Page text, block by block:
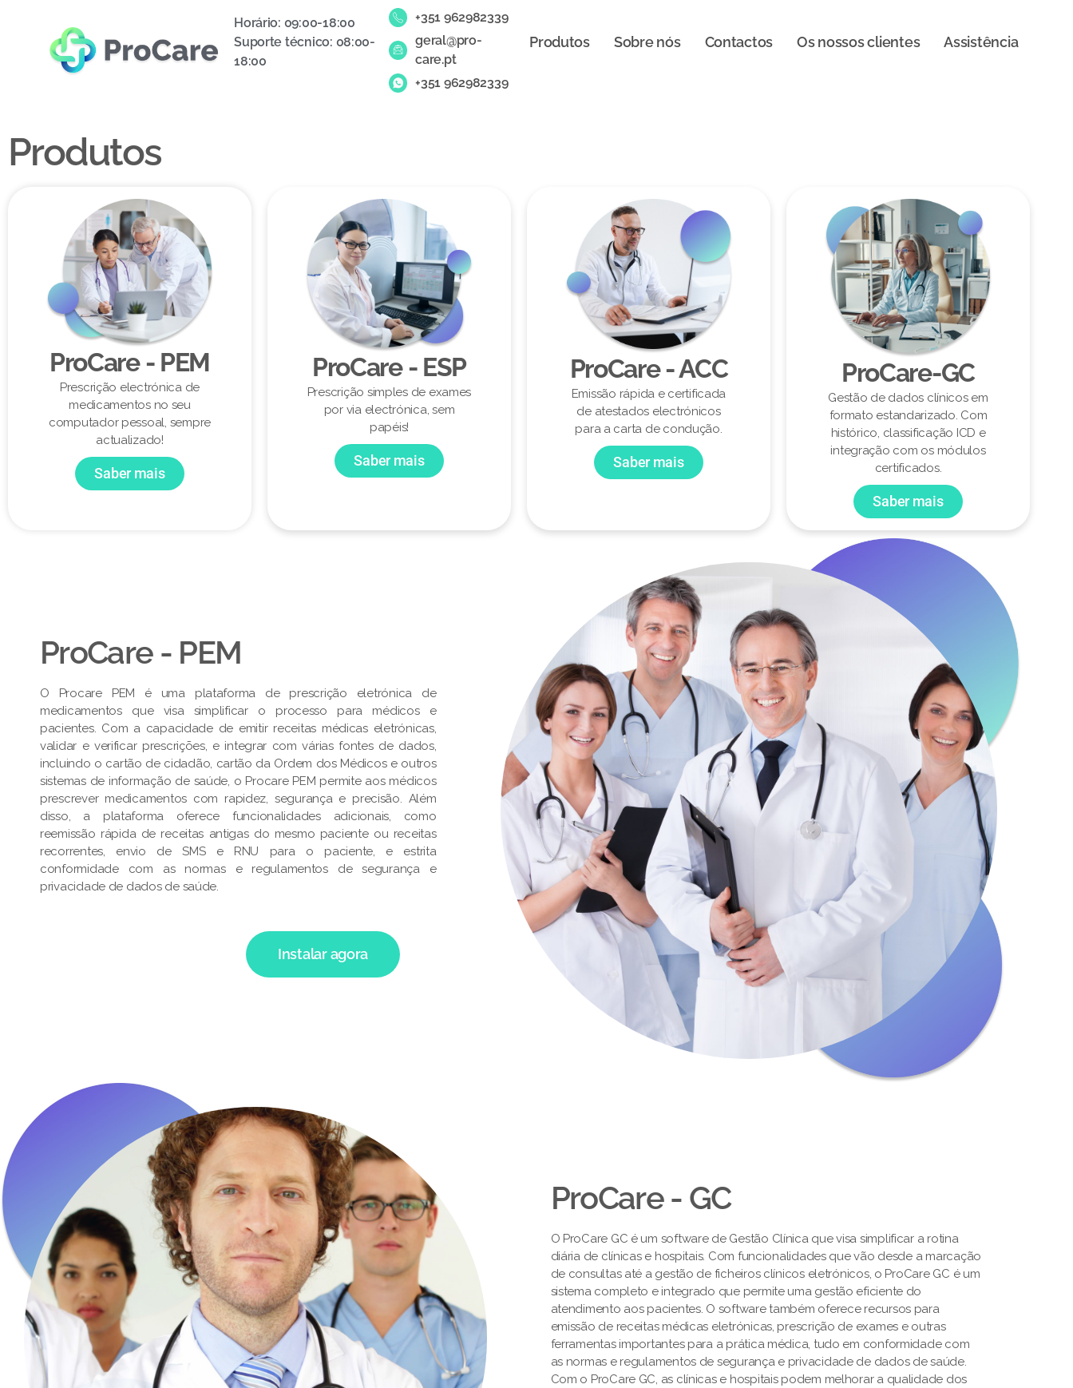
Horário: 09:00-18:00
Suporte técnico: 08:00-
18:00
+351 962982339
geral@pro-
care.pt
+351 962982339
Produtos Sobre nós Contactos Os nossos clientes Assistência
Produtos
ProCare - PEM
Prescrição electrónica de
medicamentos no seu
computador pessoal, sempre
actualizado!
Saber mais
ProCare - ESP
Prescrição simples de exames
por via electrónica, sem
papéis!
Saber mais
ProCare - ACC
Emissão rápida e certificada
de atestados electrónicos
para a carta de condução.
Saber mais
ProCare-GC
Gestão de dados clínicos em
formato estandarizado. Com
histórico, classificação ICD e
integração com os módulos
certificados.
Saber mais
ProCare - PEM​
O Procare PEM é uma plataforma de prescrição eletrónica de
medicamentos que visa simplificar o processo para médicos e
pacientes. Com a capacidade de emitir receitas médicas eletrónicas,
validar e verificar prescrições, e integrar com várias fontes de dados,
incluindo o cartão de cidadão, cartão da Ordem dos Médicos e outros
sistemas de informação de saúde, o Procare PEM permite aos médicos
prescrever medicamentos com rapidez, segurança e precisão. Além
disso, a plataforma oferece funcionalidades adicionais, como
reemissão rápida de receitas antigas do mesmo paciente ou receitas
recorrentes, envio de SMS e RNU para o paciente, e estrita
conformidade com as normas e regulamentos de segurança e
privacidade de dados de saúde.
Instalar agora
ProCare - GC
O ProCare GC é um software de Gestão Clínica que visa simplificar a rotina
diária de clínicas e hospitais. Com funcionalidades que vão desde a marcação
de consultas até a gestão de ficheiros clínicos eletrónicos, o ProCare GC é um
sistema completo e integrado que permite uma gestão eficiente do
atendimento aos pacientes. O software também oferece recursos para
emissão de receitas médicas eletrónicas, prescrição de exames e outras
ferramentas importantes para a prática médica, tudo em conformidade com
as normas e regulamentos de segurança e privacidade de dados de saúde.
Com o ProCare GC, as clínicas e hospitais podem melhorar a qualidade dos